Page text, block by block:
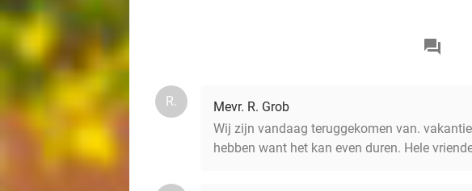
R.
Mevr. R. Grob
Wij zijn vandaag teruggekomen van.
hebben want het kan even duren. Hele